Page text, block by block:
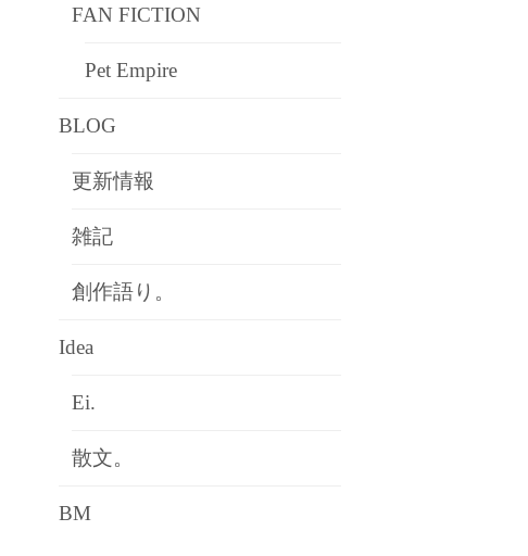
FAN FICTION
Pet Empire
BLOG
更新情報
雑記
創作語り。
Idea
Ei.
散文。
BM